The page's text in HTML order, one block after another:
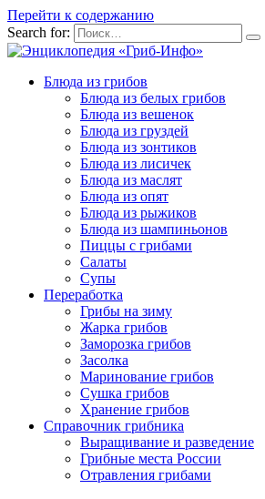
Перейти к содержанию
Search for:
Блюда из грибов
Блюда из белых грибов
Блюда из вешенок
Блюда из груздей
Блюда из зонтиков
Блюда из лисичек
Блюда из маслят
Блюда из опят
Блюда из рыжиков
Блюда из шампиньонов
Пиццы с грибами
Салаты
Супы
Переработка
Грибы на зиму
Жарка грибов
Заморозка грибов
Засолка
Маринование грибов
Сушка грибов
Хранение грибов
Справочник грибника
Выращивание и разведение
Грибные места России
Отравления грибами